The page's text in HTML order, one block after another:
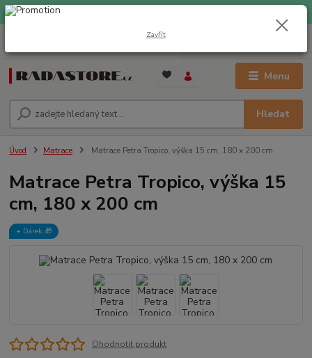
EXPRESNÍ DOPRAVA ZDARMA při nákupu nad 1000 Kč
Menu
Hledat
Úvod Matrace Matrace Petra Tropico, výška 15 cm, 180 x 200 cm
Matrace Petra Tropico, výška 15
cm, 180 x 200 cm
+ Dárek️ 🎁
Ohodnotit produkt
Zavřít